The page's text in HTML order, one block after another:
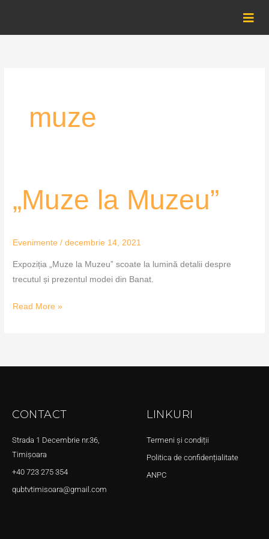
content
muze
„Muze la Muzeu”
Evenimente /decembrie 14, 2021
Expoziția „Muze la Muzeu” scoate la lumină detalii despre
trecutul și prezentul modei din Banat.
„Muze
la
Read More »
CONTACT
Strada 1 Decembrie nr.36,
Timișoara
+40 723 275 354
qubtvtimisoara@gmail.com
LINKURI
Termeni și condiții
Politica de confidențialitate
ANPC